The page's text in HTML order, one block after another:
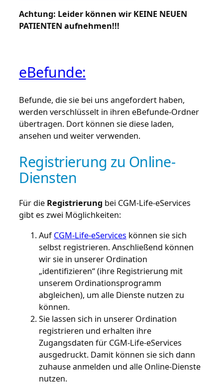
Achtung: Leider können wir KEINE NEUEN
PATIENTEN aufnehmen!!!
eBefunde:
Befunde, die sie bei uns angefordert haben,
werden verschlüsselt in ihren eBefunde-Ordner
übertragen. Dort können sie diese laden,
ansehen und weiter verwenden.
Registrierung zu Online-
Diensten
Für die Registrierung bei CGM-Life-eServices
gibt es zwei Möglichkeiten:
AufCGM-Life-eServices können sie sich
selbst registrieren. Anschließend können
wir sie in unserer Ordination
„identifizieren“ (ihre Registrierung mit
unserem Ordinationsprogramm
abgleichen), um alle Dienste nutzen zu
können.
Sie lassen sich in unserer Ordination
registrieren und erhalten ihre
Zugangsdaten für CGM-Life-eServices
ausgedruckt. Damit können sie sich dann
zuhause anmelden und alle Online-Dienste
nutzen.